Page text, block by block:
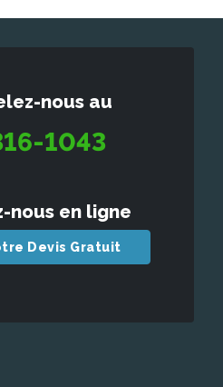
nous au
1043
nous en ligne
Devis Gratuit